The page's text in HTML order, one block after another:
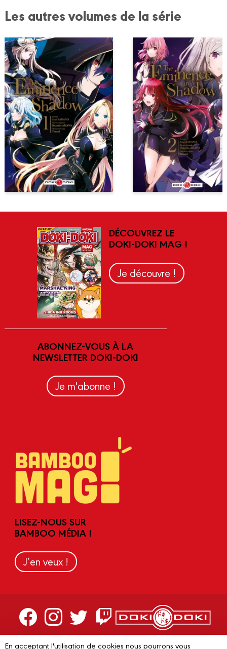
Les autres volumes de la série
DÉCOUVREZ LE
DOKI-DOKI MAG !
Je découvre !
ABONNEZ-VOUS À LA
NEWSLETTER DOKI-DOKI
Je m'abonne !
LISEZ-NOUS SUR
BAMBOO MÉDIA !
J’en veux !
Contactez-nous
En acceptant l'utilisation de cookies nous pourrons vous